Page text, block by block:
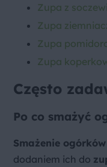
Zupa z
Zupa
Zupa
Zupa
Często
Po co smażyć
Smażenie
dodaniem ich do